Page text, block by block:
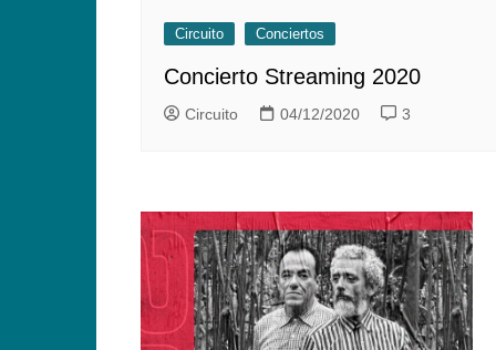
Circuito Conciertos
Concierto Streaming 2020
Circuito 04/12/2020 3